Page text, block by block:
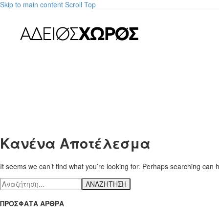
Skip to main content Scroll Top
Κανένα Αποτέλεσμα
It seems we can’t find what you’re looking for. Perhaps searching can
ΑΝΑΖΗΤΗΣΗ
ΠΡΟΣΦΑΤΑ ΑΡΘΡΑ